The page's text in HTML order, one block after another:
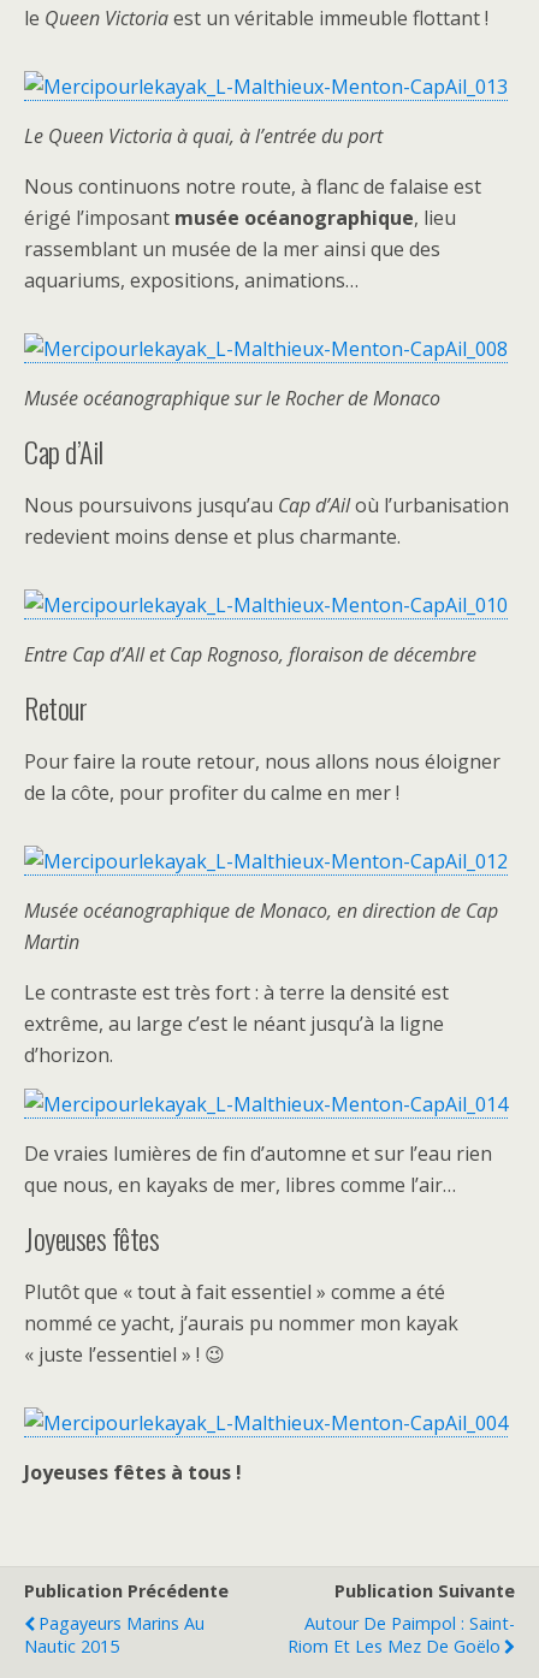
le Queen Victoriaest un véritable immeuble flottant !
Le Queen Victoria à quai, à l’entrée du port
Nous continuons notre route, à flanc de falaise est
érigé l’imposant musée océanographique, lieu
rassemblant un musée de la mer ainsi que des
aquariums, expositions, animations…
Musée océanographique sur le Rocher de Monaco
Cap d’Ail
Nous poursuivons jusqu’au Cap d’Ailoù l’urbanisation
redevient moins dense et plus charmante.
Entre Cap d’AIl et Cap Rognoso, floraison de décembre
Retour
Pour faire la route retour, nous allons nous éloigner
de la côte, pour profiter du calme en mer !
Musée océanographique de Monaco, en direction de Cap
Martin
Le contraste est très fort : à terre la densité est
extrême, au large c’est le néant jusqu’à la ligne
d’horizon.
De vraies lumières de fin d’automne et sur l’eau rien
que nous, en kayaks de mer, libres comme l’air…
Joyeuses fêtes
Plutôt que « tout à fait essentiel » comme a été
nommé ce yacht, j’aurais pu nommer mon kayak
« juste l’essentiel » ! 😉
Joyeuses fêtes à tous !
Publication Précédente
Pagayeurs Marins Au
Nautic 2015
Publication Suivante
Autour De Paimpol : Saint-
Riom Et Les Mez De Goëlo